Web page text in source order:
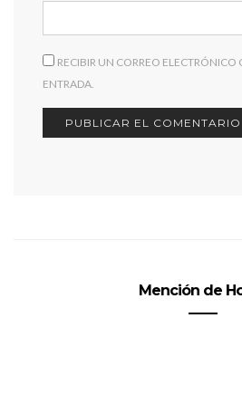
RECIBIR UN CORREO
ENTRADA.
Mención de